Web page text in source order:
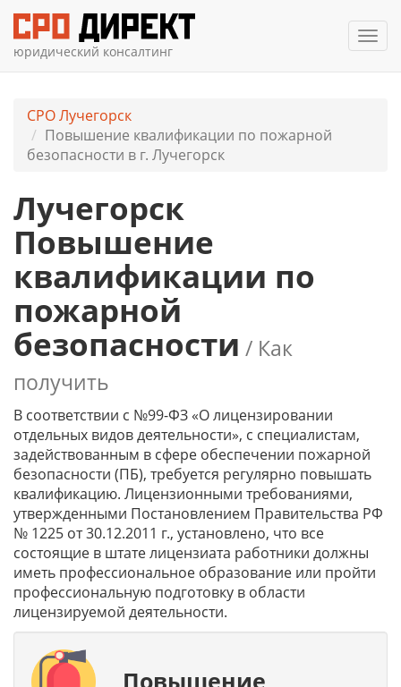
юридический консалтинг
СРО Лучегорск
Повышение квалификации по пожарной
безопасности в г. Лучегорск
Лучегорск
Повышение
квалификации по
пожарной
безопасности / Как
получить
В соответствии с №99-ФЗ «О лицензировании
отдельных видов деятельности», с специалистам,
задействованным в сфере обеспечении пожарной
безопасности (ПБ), требуется регулярно повышать
квалификацию. Лицензионными требованиями,
утвержденными Постановлением Правительства РФ
№ 1225 от 30.12.2011 г., установлено, что все
состоящие в штате лицензиата работники должны
иметь профессиональное образование или пройти
профессиональную подготовку в области
лицензируемой деятельности.
Повышение